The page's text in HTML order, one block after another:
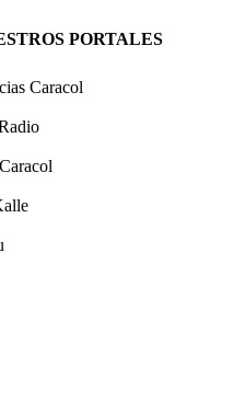
PORTALES
Caracol